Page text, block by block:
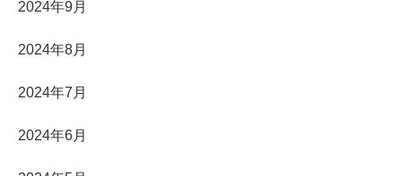
2024年9月
2024年8月
2024年7月
2024年6月